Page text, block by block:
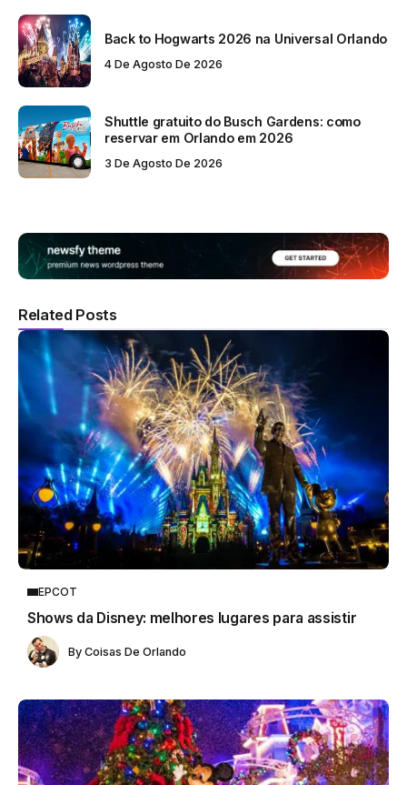
Back to Hogwarts 2026 na Universal Orlando
4 De Agosto De 2026
Shuttle gratuito do Busch Gardens: como
reservar em Orlando em 2026
3 De Agosto De 2026
Related Posts
EPCOT
Shows da Disney: melhores lugares para assistir
By Coisas De Orlando